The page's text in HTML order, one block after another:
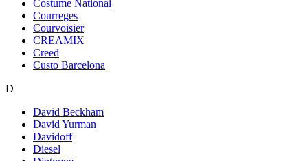
Costume National
Courreges
Courvoisier
CREAMIX
Creed
Custo Barcelona
D
David Beckham
David Yurman
Davidoff
Diesel